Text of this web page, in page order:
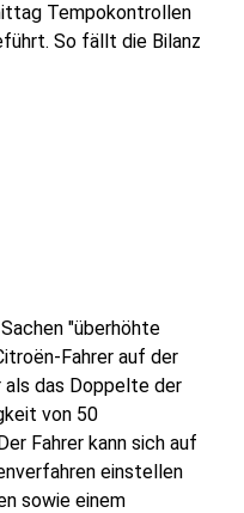
Tempokontrollen
So fällt die Bilanz
"überhöhte
Fahrer auf der
das Doppelte der
von 50
Fahrer kann sich auf
einstellen
sowie einem